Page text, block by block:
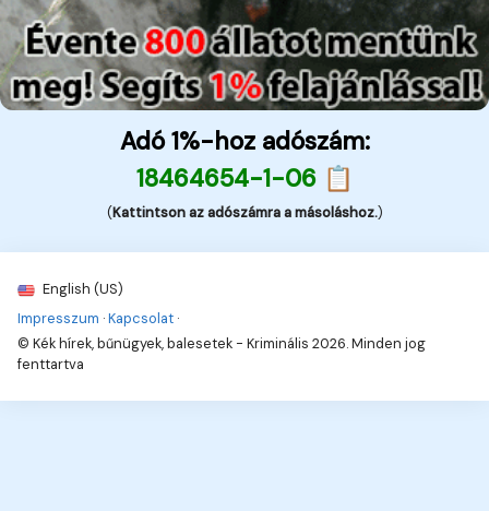
Adó 1%-hoz adószám:
18464654-1-06 📋
(Kattintson az adószámra a másoláshoz.)
English (US)
Impresszum ·Kapcsolat ·
© Kék hírek, bűnügyek, balesetek - Kriminális 2026. Minden jog
fenttartva